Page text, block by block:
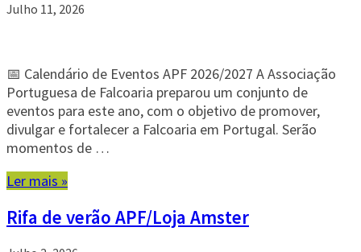
Julho 11, 2026
📅 Calendário de Eventos APF 2026/2027 A Associação
Portuguesa de Falcoaria preparou um conjunto de
eventos para este ano, com o objetivo de promover,
divulgar e fortalecer a Falcoaria em Portugal. Serão
momentos de …
Ler mais »
Rifa de verão APF/Loja Amster